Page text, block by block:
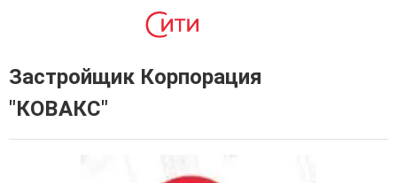
Застройщик Корпорация
"КОВАКС"